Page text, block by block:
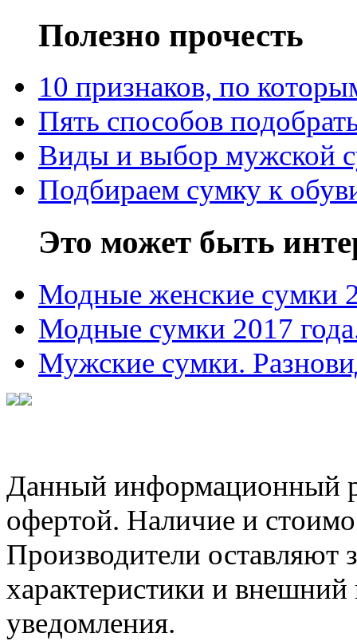
Полезно прочесть
10 признаков, по
Пять способов
Виды и выбор мужской
Подбираем сумку к
Это может быть
Модные женские сумки
Модные сумки 2017
Мужские сумки.
Данный информационный
офертой. Наличие и
Производители оставляют
характеристики и внешний
уведомления.